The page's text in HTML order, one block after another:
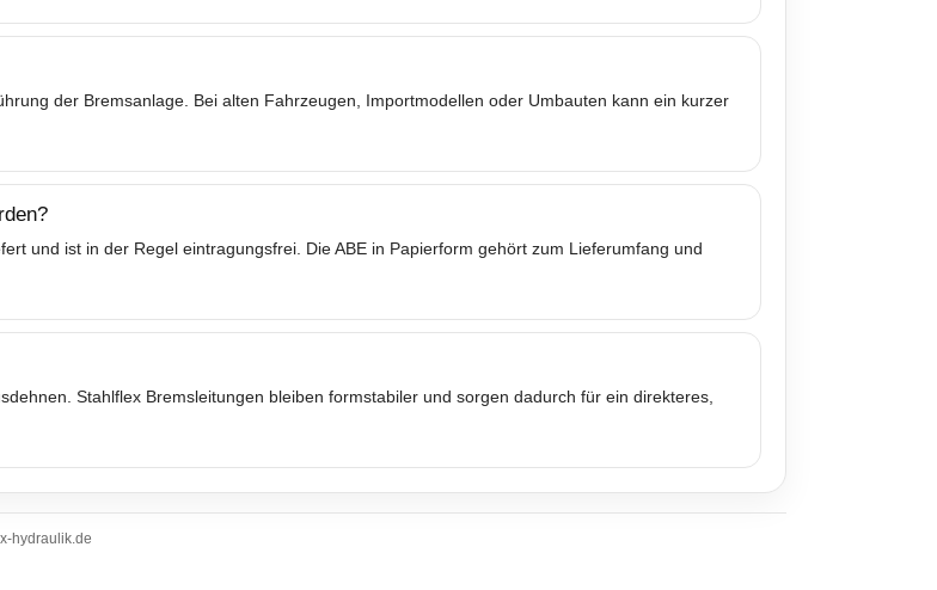
der Bremsanlage. Bei alten Fahrzeugen, Importmodellen oder Umbauten kann ein kurzer
und ist in der Regel eintragungsfrei. Die ABE in Papierform gehört zum Lieferumfang und
Stahlflex Bremsleitungen bleiben formstabiler und sorgen dadurch für ein direkteres,
hydraulik.de